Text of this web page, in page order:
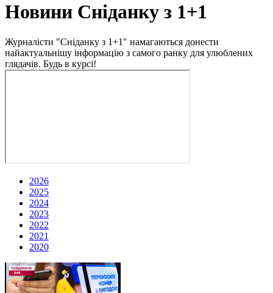
Новини Сніданку з 1+1
Журналісти "Сніданку з 1+1" намагаються донести
найактуальнішу інформацію з самого ранку для улюблених
глядачів. Будь в курсі!
2026
2025
2024
2023
2022
2021
2020